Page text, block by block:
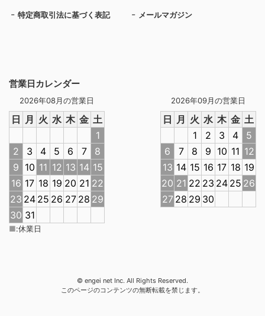
営業日カレンダー
2026年08月の営業日
日 月 火 水 木 金 土
1
2
3 4 5 6 7
8
9 10 11 12 13 14 15
16 17 18 19 20 21 22
23 24 25 26 27 28 29
30 31
2026年09月の営業日
日 月 火 水 木 金 土
1
2 3 4
5
6
7 8 9 10 11 12
13 14 15 16 17 18 19
20 21 22 23 24 25 26
27 28 29 30
■:休業日
特定商取引法に基づく表記 メールマガジン
© engei net Inc. All Rights Reserved.
このページのコンテンツの無断転載を禁じます。